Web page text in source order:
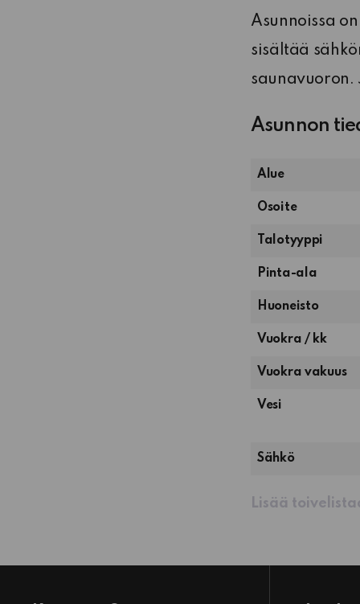
Asunnoissa
sisältää
saunavuoron.
Asunnon
Alue
Osoite
Talotyyppi
Pinta-ala
Huoneisto
1
ja
tupakeittiö
Vuokra / kk
Vuokra vakuus
Vesi
Sähkö
Lisää